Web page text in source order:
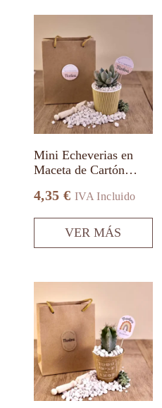
Mini Echeverias en
Maceta de Cartón
4,35 € IVA Incluido
VER MÁS
producto
tiene
múltiples
variantes.
se
pueden
elegir
la
página
producto
producto
tiene
múltiples
variantes.
Las
opciones
se
pueden
elegir